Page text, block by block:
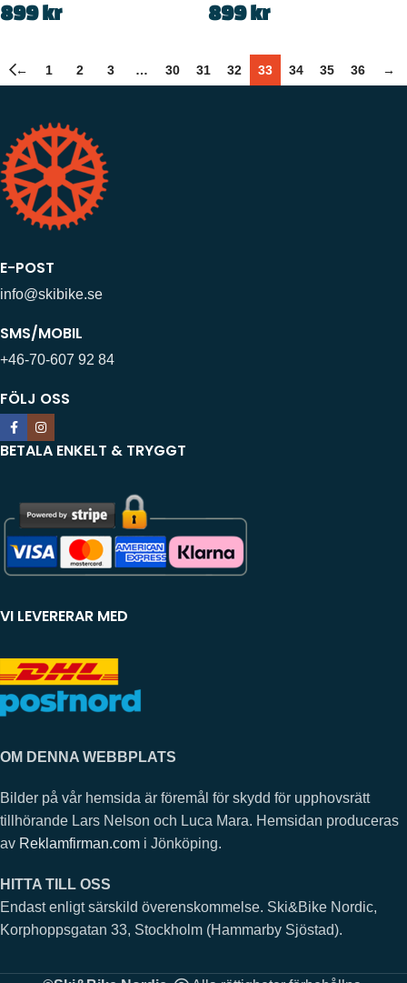
899kr 899kr
← 1 2 3 … 30 31 32 33 34 35 36 →
E-POST
info@skibike.se
SMS/MOBIL
+46-70-607 92 84
FÖLJ OSS
BETALA ENKELT & TRYGGT
VI LEVERERAR MED
OM DENNA WEBBPLATS
Bilder på vår hemsida är föremål för skydd för upphovsrätt
tillhörande Lars Nelson och Luca Mara. Hemsidan produceras
av Reklamfirman.com i Jönköping.
HITTA TILL OSS
Endast enligt särskild överenskommelse. Ski&Bike Nordic,
Korphoppsgatan 33, Stockholm (Hammarby Sjöstad).